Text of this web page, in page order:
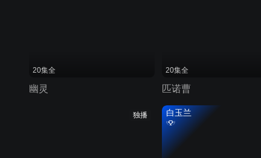
20集全
幽灵
20集全
匹诺曹
独播 白玉兰